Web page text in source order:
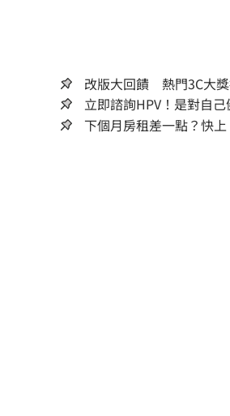
改版大回饋 熱門3C大
立即諮詢HPV！是對自
下個月房租差一點？快